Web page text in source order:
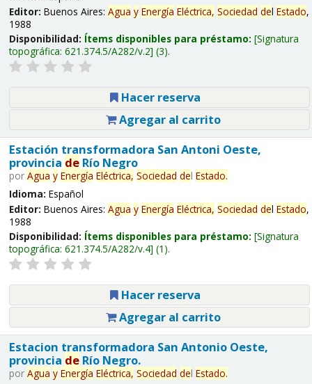
Editor: Buenos Aires: Agua y Energía Eléctrica, Sociedad del Estado,
1988
Disponibilidad: Ítems disponibles para préstamo: Signatura
topográfica: 621.374.5/A282/v.2 (3).
Hacer reserva
Agregar al carrito
Estación transformadora San Antoni Oeste,
provincia deRío Negro
por Agua y Energía Eléctrica, Sociedad del Estado.
Idioma: Español
Editor: Buenos Aires: Agua y Energía Eléctrica, Sociedad del Estado,
1988
Disponibilidad: Ítems disponibles para préstamo: Signatura
topográfica: 621.374.5/A282/v.4 (1).
Hacer reserva
Agregar al carrito
Estacion transformadora San Antonio Oeste,
provincia deRío Negro.
por Agua y Energía Eléctrica, Sociedad del Estado.